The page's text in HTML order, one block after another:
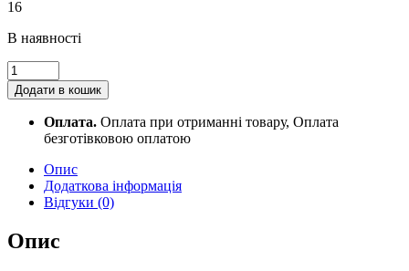
16
В наявності
Ручка
кулькова
Linc
Candy
quantity
Додати в кошик
Оплата. Оплата при отриманні товару, Оплата
безготівковою оплатою
Опис
Додаткова інформація
Відгуки (0)
Опис